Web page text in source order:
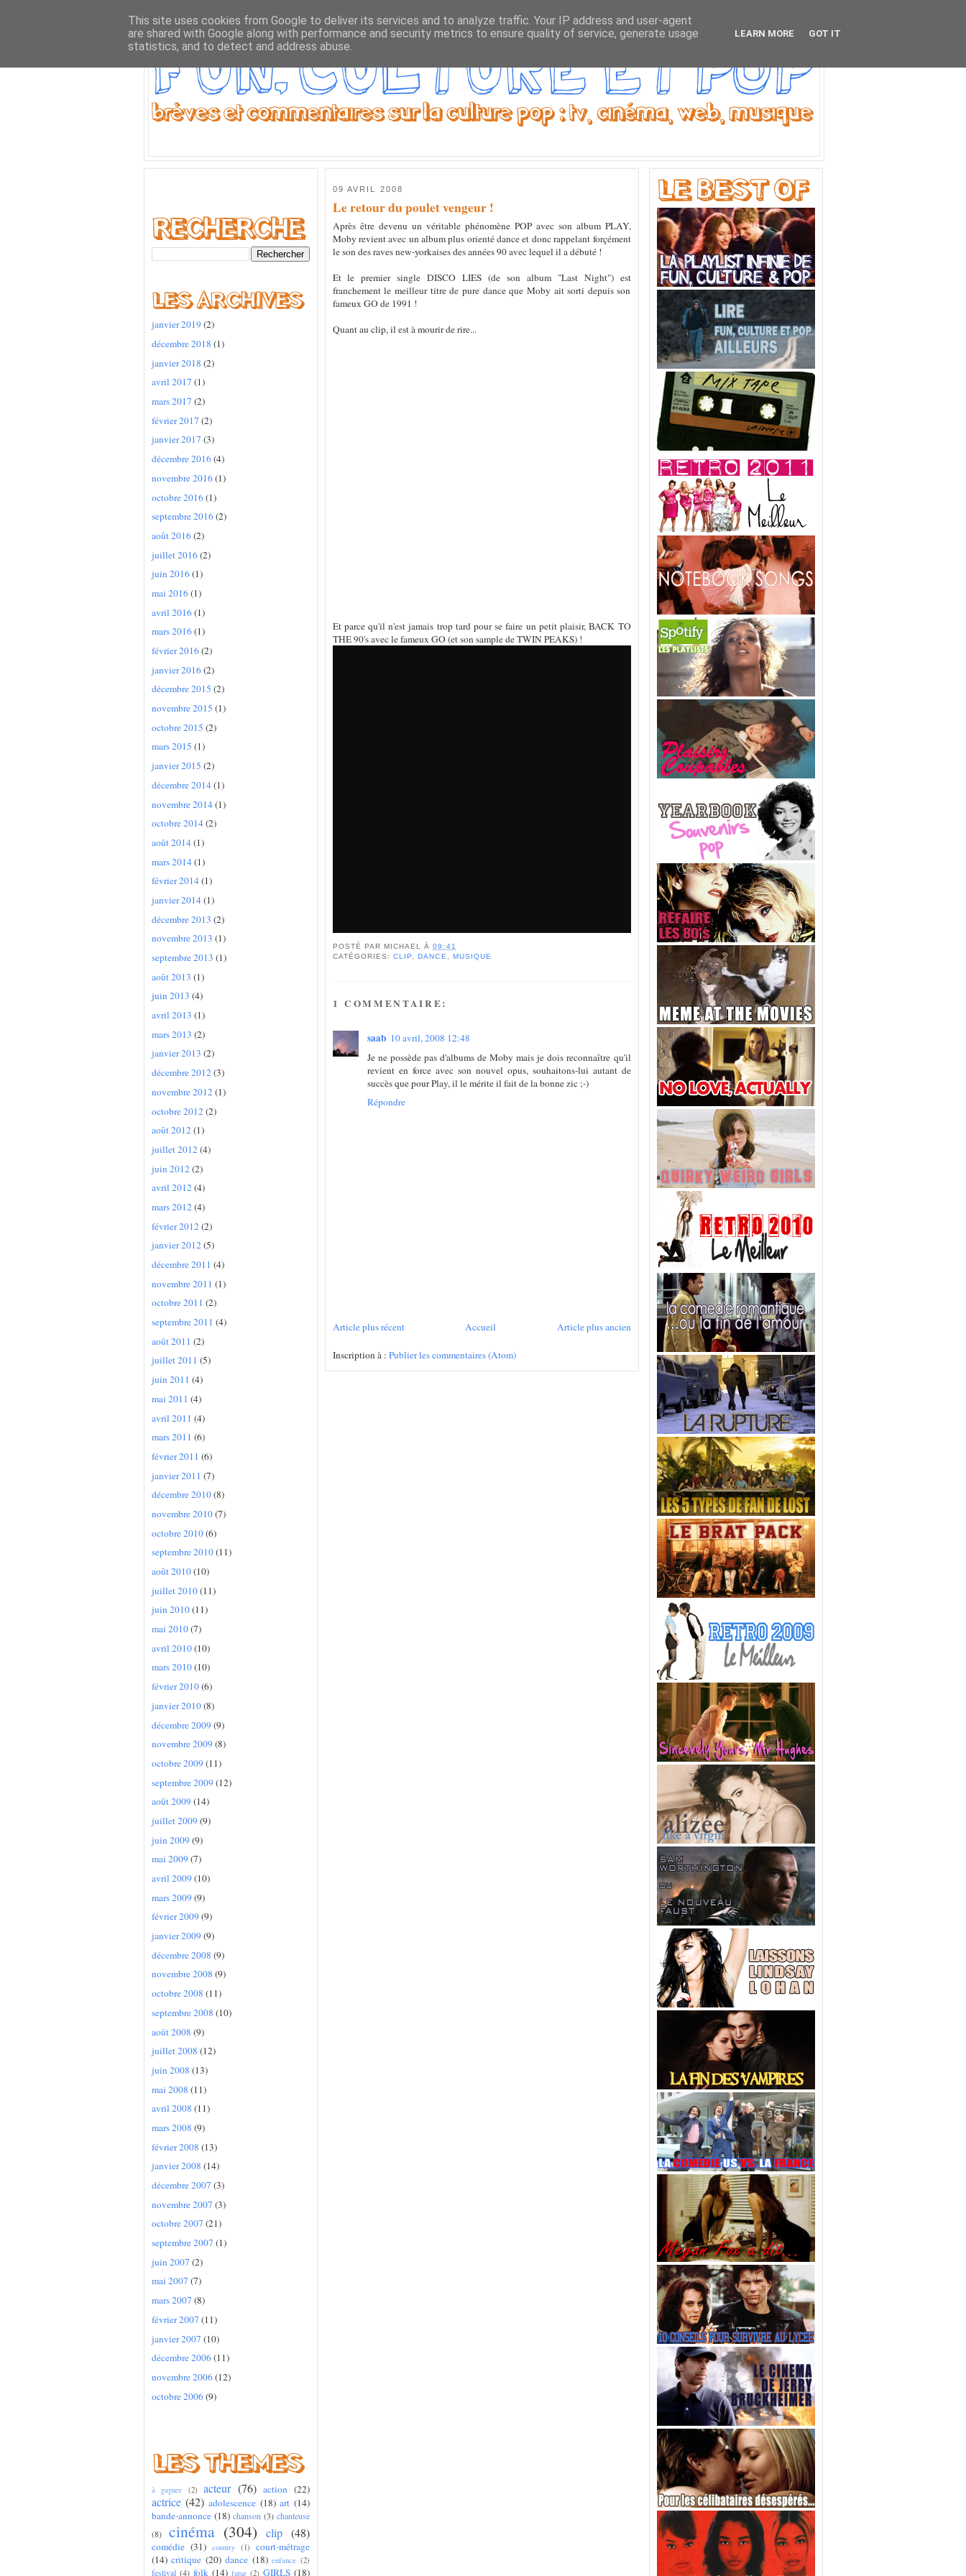
janvier 2019 (2)
décembre 2018 (1)
janvier 2018 (2)
avril 2017 (1)
mars 2017 (2)
février 2017 (2)
janvier 2017 (3)
décembre 2016(4)
novembre 2016(1)
octobre 2016(1)
septembre 2016(2)
août 2016(2)
juillet 2016(2)
juin 2016(1)
mai 2016(1)
avril 2016(1)
mars 2016(1)
février 2016(2)
janvier 2016(2)
décembre 2015 (2)
novembre 2015 (1)
octobre 2015 (2)
mars 2015 (1)
janvier 2015 (2)
décembre 2014(1)
novembre 2014(1)
octobre 2014(2)
août 2014(1)
mars 2014(1)
février 2014(1)
janvier 2014(1)
décembre 2013 (2)
novembre 2013 (1)
septembre 2013 (1)
août 2013 (1)
juin 2013 (4)
avril 2013 (1)
mars 2013 (2)
janvier 2013 (2)
décembre 2012(3)
novembre 2012(1)
octobre 2012(2)
août 2012(1)
juillet 2012(4)
juin 2012(2)
avril 2012(4)
mars 2012(4)
février 2012(2)
janvier 2012(5)
décembre 2011 (4)
novembre 2011 (1)
octobre 2011 (2)
septembre 2011 (4)
août 2011 (2)
juillet 2011 (5)
juin 2011 (4)
mai 2011 (4)
avril 2011 (4)
mars 2011 (6)
février 2011 (6)
janvier 2011 (7)
décembre 2010(8)
novembre 2010(7)
octobre 2010(6)
septembre 2010(11)
août 2010(10)
juillet 2010(11)
juin 2010(11)
mai 2010(7)
avril 2010(10)
mars 2010(10)
février 2010(6)
janvier 2010(8)
décembre 2009 (9)
novembre 2009 (8)
octobre 2009 (11)
septembre 2009 (12)
août 2009 (14)
juillet 2009 (9)
juin 2009 (9)
mai 2009 (7)
avril 2009 (10)
mars 2009 (9)
février 2009 (9)
janvier 2009 (9)
décembre 2008 (9)
novembre 2008 (9)
octobre 2008 (11)
septembre 2008 (10)
août 2008 (9)
juillet 2008 (12)
juin 2008 (13)
mai 2008 (11)
avril 2008 (11)
mars 2008 (9)
février 2008 (13)
janvier 2008 (14)
décembre 2007 (3)
novembre 2007 (3)
octobre 2007 (21)
septembre 2007 (1)
juin 2007 (2)
mai 2007 (7)
mars 2007 (8)
février 2007 (11)
janvier 2007 (10)
décembre 2006(11)
novembre 2006(12)
octobre 2006(9)
à gagner (2) acteur (76) action (22)
actrice (42) adolescence (18) art (14)
bande-annonce (18) chanson (3) chanteuse
(8)
cinéma (304) clip (48)
comédie (31) country (1)
court-métrage
(14) critique (20) dance (18) enfance (2)
festival (4) folk (14) futur (2) GIRLS (18)
09 AVRIL 2008
Le retour du poulet vengeur !
Après être devenu un véritable phénomène POP avec son album PLAY,
Moby revient avec un album plus orienté dance et donc rappelant forçément
le son des raves new-yorkaises des années 90 avec lequel il a débuté !
Et le premier single DISCO LIES (de son album "Last Night") est
franchement le meilleur titre de pure dance que Moby ait sorti depuis son
fameux GO de 1991 !
Quant au clip, il est à mourir de rire...
Et parce qu'il n'est jamais trop tard pour se faire un petit plaisir, BACK TO
THE 90's avec le fameux GO (et son sample de TWIN PEAKS) !
POSTÉ PAR MICHAEL À09:41
CATÉGORIES:CLIP ,DANCE MUSIQUE
1 COMMENTAIRE:
saab 10 avril, 2008 12:48
Je ne possède pas d'albums de Moby mais je dois reconnaître qu'il
revient en force avec son nouvel opus, souhaitons-lui autant de
succès que pour Play, il le mérite il fait de la bonne zic ;-)
Répondre
Article plus récent Article plus ancien
Accueil
Inscription à : Publier les commentaires (Atom)
This site uses cookies from Google to deliver its services and to analyze traffic. Your IP address and user-agent
are shared with Google along with performance and security metrics to ensure quality of service, generate usage
statistics, and to detect and address abuse.
LEARN MORE GOT IT